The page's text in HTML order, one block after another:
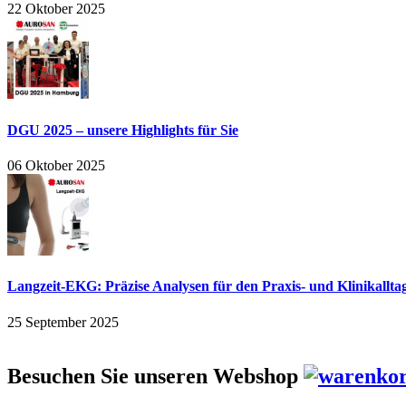
22 Oktober 2025
DGU 2025 – unsere Highlights für Sie
06 Oktober 2025
Langzeit-EKG: Präzise Analysen für den Praxis- und
25 September 2025
Besuchen Sie unseren Webshop